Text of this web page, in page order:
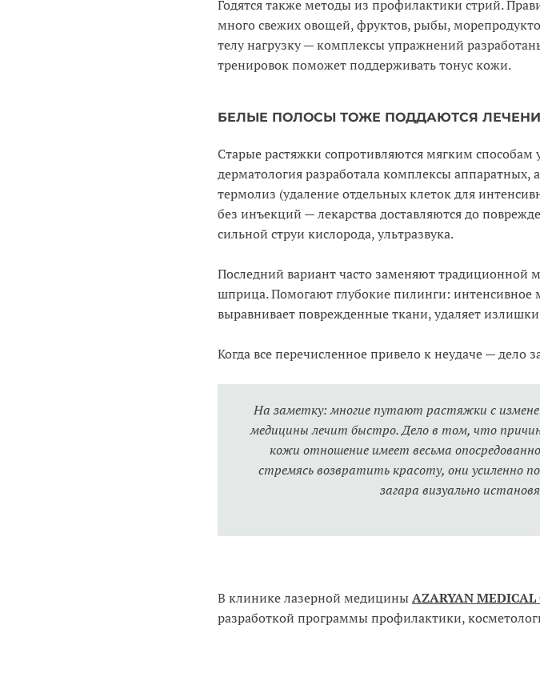
Годятся также методы из профилактики стрий.
много свежих овощей, фруктов, рыбы,
телу нагрузку — комплексы упражнений
тренировок поможет поддерживать тонус кожи.
БЕЛЫЕ ПОЛОСЫ ТОЖЕ ПОДДАЮТСЯ
Старые растяжки сопротивляются мягким способам
дерматология разработала комплексы
термолиз (удаление отдельных клеток для
без инъекций — лекарства доставляются до
сильной струи кислорода, ультразвука.
Последний вариант часто заменяют
шприца. Помогают глубокие пилинги: интенсивное
выравнивает поврежденные ткани, удаляет
Когда все перечисленное привело к неудаче — дело
На заметку: многие путают растяжки с
медицины лечит быстро. Дело в том, что
кожи отношение имеет весьма
стремясь возвратить красоту, они усиленно
загара визуально
В клинике лазерной медицины AZARYAN MEDICAL
разработкой программы профилактики,